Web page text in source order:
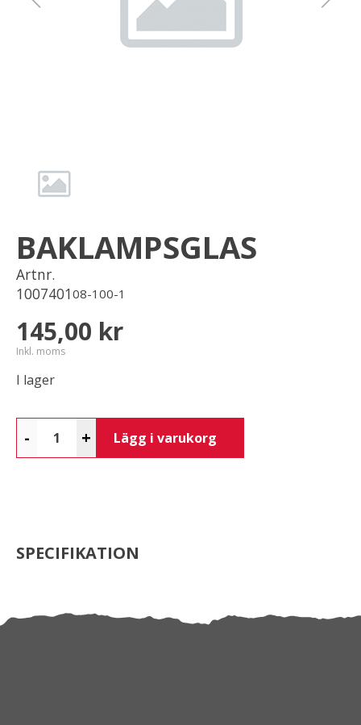
BAKLAMPSGLAS
Artnr.
100740108-100-1
145,00 kr
Inkl. moms
I lager
- + Lägg i varukorg
SPECIFIKATION